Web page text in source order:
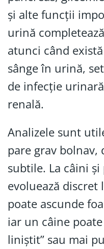
și alte funcții
urină
atunci când
sânge în urină,
de infecție
renală.
Analizele sunt
pare grav bolnav,
subtile. La câini
evoluează discret
poate ascunde
iar un câine
liniștit” sau mai